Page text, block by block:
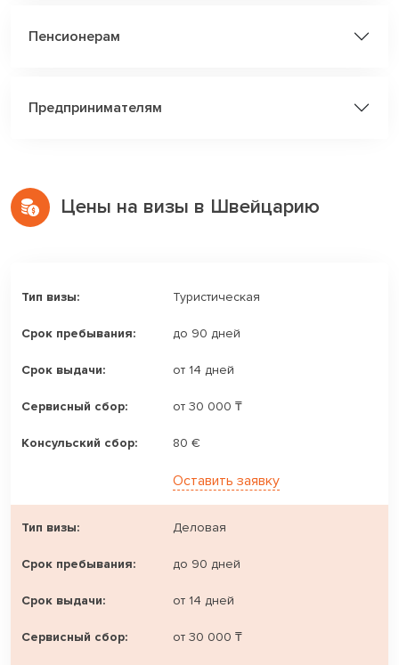
Пенсионерам
Предпринимателям
Цены на визы в Швейцарию
Туристическая
до 90 дней
от 14 дней
от 30 000 ₸
80 €
Оставить заявку
Деловая
до 90 дней
от 14 дней
от 30 000 ₸